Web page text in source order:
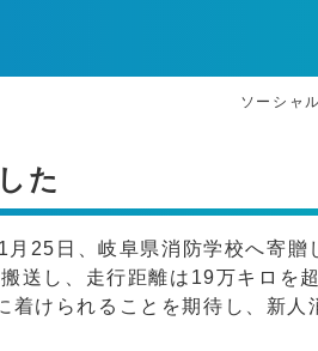
ソーシャ
た
25日、岐阜県消防学校へ寄贈
送し、走行距離は19万キロを
けられることを期待し、新人